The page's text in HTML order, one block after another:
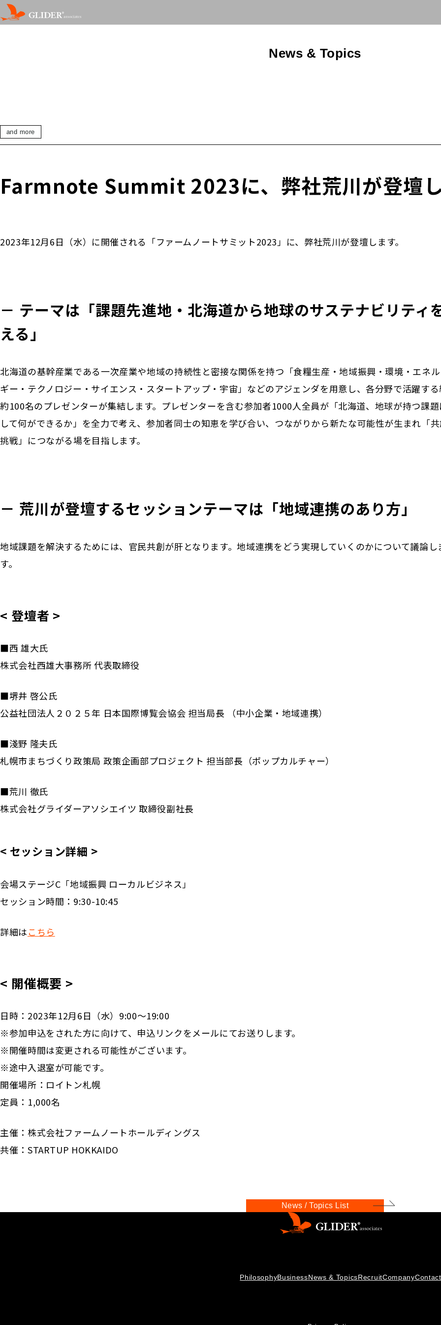
News & Topics
and more
Farmnote Summit 2023に、弊社荒川が登壇
2023年12月6日（水）に開催される「ファームノートサミット2023」に、弊社荒川が登壇します。
－ テーマは「課題先進地・北海道から地球のサステナビリティ
える」
北海道の基幹産業である⼀次産業や地域の持続性と密接な関係を持つ「⾷糧⽣産・地域振興・環境・エネル
ギー・テクノロジー・サイエンス・スタートアップ・宇宙」などのアジェンダを⽤意し、各分野で活躍す
約100名のプレゼンターが集結します。プレゼンターを含む参加者1000人全員が「北海道、地球が持つ課
して何ができるか」を全⼒で考え、参加者同⼠の知恵を学び合い、つながりから新たな可能性が⽣まれ「
挑戦」につながる場を目指します。
－ 荒川が登壇するセッションテーマは「地域連携のあり方」
地域課題を解決するためには、官民共創が肝となります。地域連携をどう実現していくのかについて議論し
す。
< 登壇者 >
■西 雄大氏
株式会社西雄大事務所 代表取締役
■堺井 啓公氏
公益社団法人２０２５年 日本国際博覧会協会 担当局長 （中小企業・地域連携）
■淺野 隆夫氏
札幌市まちづくり政策局 政策企画部プロジェクト 担当部長（ポップカルチャー）
■荒川 徹氏
株式会社グライダーアソシエイツ 取締役副社長
< セッション詳細 >
会場ステージC「地域振興 ローカルビジネス」
セッション時間：9:30-10:45
詳細はこちら
< 開催概要 >
日時：2023年12月6日（水）9:00〜19:00
※参加申込をされた方に向けて、申込リンクをメールにてお送りします。
※開催時間は変更される可能性がございます。
※途中入退室が可能です。
開催場所：ロイトン札幌
定員：1,000名
主催：株式会社ファームノートホールディングス
共催：STARTUP HOKKAIDO
News / Topics List
PhilosophyBusinessNews & TopicsRecruitCompanyContact